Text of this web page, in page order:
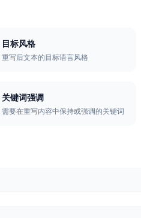
目标风格
重写后文本的目标语言风格
关键词强调
需要在重写内容中保持或强调的关键词